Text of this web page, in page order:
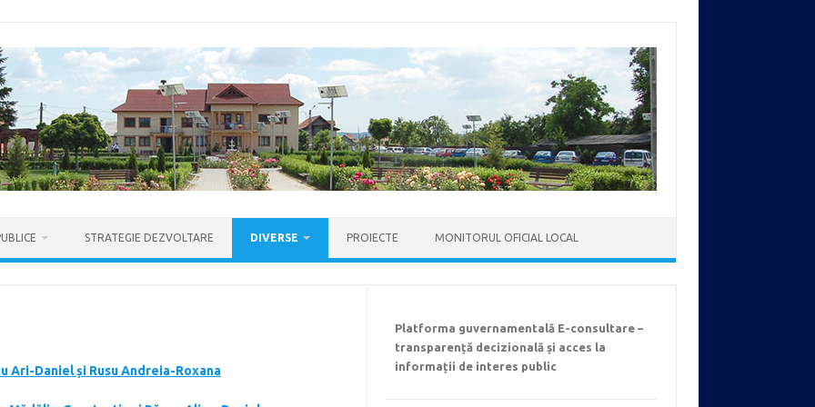
STRATEGIE DEZVOLTARE DIVERSE PROIECTE MONITORUL OFICIAL LOCAL
Ari-Daniel și Rusu Andreia-Roxana
Platforma guvernamentală E-consultare –
transparență decizională și acces la
informații de interes public